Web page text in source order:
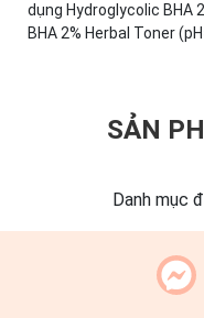
dụng Hydroglycolic BHA
BHA 2% Herbal Toner
SẢN
Danh mục